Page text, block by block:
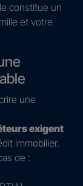
constitue un
et votre
une
exigent
immobilier.
de :